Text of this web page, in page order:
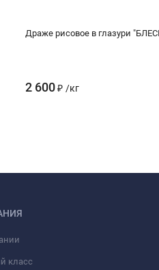
Драже рисовое в глазури
2 600₽ /кг
класс